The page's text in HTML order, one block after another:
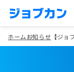
ホームお知らせ 【ジ